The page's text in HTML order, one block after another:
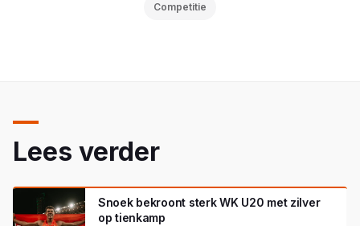
Competitie
Lees verder
Snoek bekroont sterk WK U20 met zilver
op tienkamp